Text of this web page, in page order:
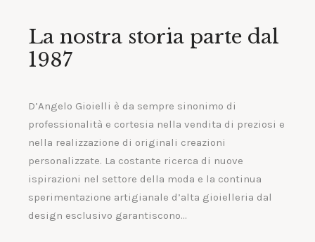
La nostra storia parte dal
1987
D’Angelo Gioielli è da sempre sinonimo di
professionalità e cortesia nella vendita di preziosi e
nella realizzazione di originali creazioni
personalizzate. La costante ricerca di nuove
ispirazioni nel settore della moda e la continua
sperimentazione artigianale d’alta gioielleria dal
design esclusivo garantiscono…